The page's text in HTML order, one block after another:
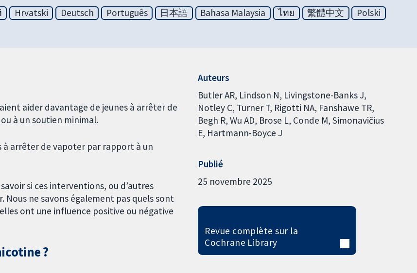
Hrvatski Deutsch Português 日本語 Bahasa Malaysia ไทย 繁體中文
Polski
aider davantage de jeunes à arrêter de
à un soutien minimal.
à arrêter de vapoter par rapport à un
si ces interventions, ou d’autres
ne savons également pas quels sont
ont une influence positive ou négative
?
Auteurs
Butler AR Lindson N Livingstone-Banks J
Notley C Turner T Rigotti NA Fanshawe TR
Begh R Wu AD Brose L Conde M Simonavičius
E Hartmann-Boyce J
Publié
25 novembre 2025
Revue complète sur la
Cochrane Library